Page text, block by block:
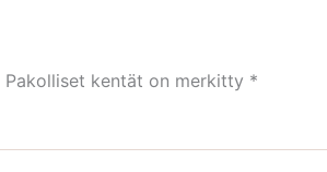
Pakolliset kentät on merkitty *